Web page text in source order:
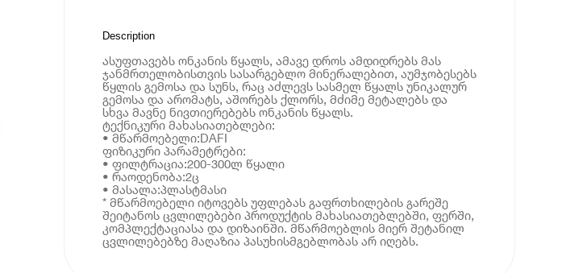
Description
ასუფთავებს ონკანის წყალს, ამავე დროს ამდიდრებს მას
ჯანმრთელობისთვის სასარგებლო მინერალებით, აუმჯობესებს
წყლის გემოსა და სუნს, რაც აძლევს სასმელ წყალს უნიკალურ
გემოსა და არომატს, აშორებს ქლორს, მძიმე მეტალებს და
სხვა მავნე ნივთიერებებს ონკანის წყალს.
ტექნიკური მახასიათებლები:
• მწარმოებელი:DAFI
ფიზიკური პარამეტრები:
• ფილტრაცია:200-300ლ წყალი
• რაოდენობა:2ც
• მასალა:პლასტმასი
* მწარმოებელი იტოვებს უფლებას გაფრთხილების გარეშე
შეიტანოს ცვლილებები პროდუქტის მახასიათებლებში, ფერში,
კომპლექტაციასა და დიზაინში. მწარმოებლის მიერ შეტანილ
ცვლილებებზე მაღაზია პასუხისმგებლობას არ იღებს.